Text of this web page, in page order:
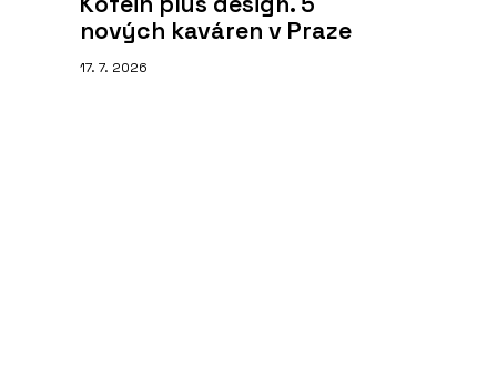
nových kaváren v Praze
17. 7. 2026